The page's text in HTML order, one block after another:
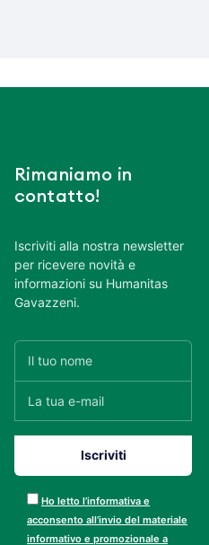
Rimaniamo in
contatto!
Iscriviti alla nostra newsletter
per ricevere novità e
informazioni su Humanitas
Gavazzeni.
Ho letto l’informativa e
acconsento all’invio del materiale
informativo e promozionale a